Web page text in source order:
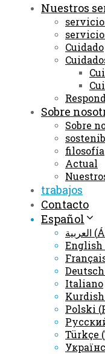
Nuestros
Cuidado
Sobre
Sobre
filosofía
Actual
trabajos
Contacto
Español
العربية (
English
Deutsch
Italiano
Kurdish
Polski (
Türkçe (